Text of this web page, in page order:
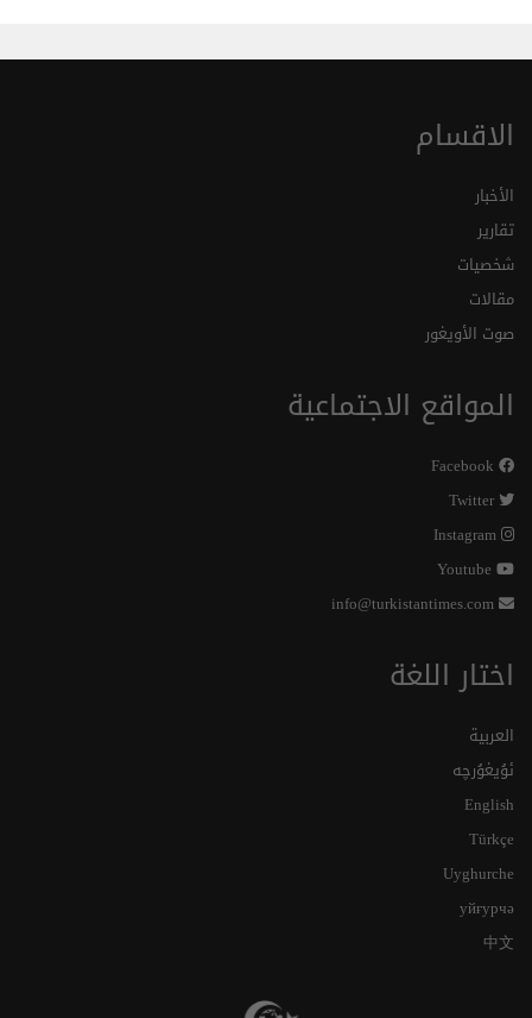
الاقسام
الأخبار
تقارير
شخصيات
مقالات
صوت الأويغور
المواقع الاجتماعية
اختار اللغة
العربية
ئۇيغۇرچە
English
Türkçe
Uyghurche
уйғурчә
中文